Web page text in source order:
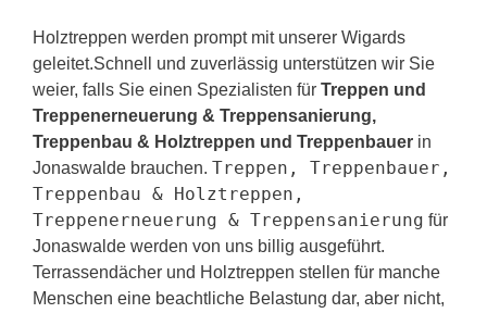
Holztreppen werden prompt mit unserer Wigards
geleitet.Schnell und zuverlässig unterstützen wir Sie
weier, falls Sie einen Spezialisten für Treppen und
Treppenerneuerung & Treppensanierung,
Treppenbau & Holztreppen und Treppenbauer in
Jonaswalde brauchen. Treppen, Treppenbauer,
Treppenbau & Holztreppen,
Treppenerneuerung & Treppensanierung für
Jonaswalde werden von uns billig ausgeführt.
Terrassendächer und Holztreppen stellen für manche
Menschen eine beachtliche Belastung dar, aber nicht,